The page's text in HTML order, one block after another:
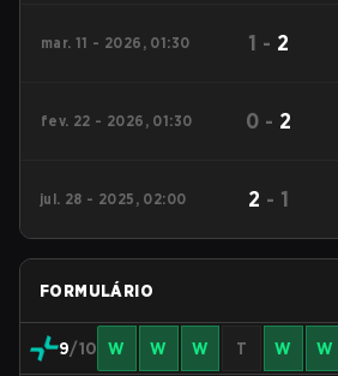
mar. 11 - 2026, 01:30 1 - 2
fev. 22 - 2026, 01:30 0 - 2
jul. 28 - 2025, 02:00 2 - 1
FORMULÁRIO
9/10 W W W T W W